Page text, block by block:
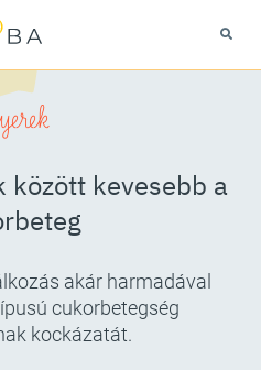
között kevesebb a
akár harmadával
cukorbetegség
kockázatát.